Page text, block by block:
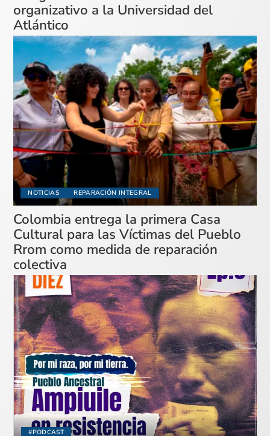
organizativo a la Universidad del
Atlántico
NOTICIAS REPARACIÓN INTEGRAL
Colombia entrega la primera Casa
Cultural para las Víctimas del Pueblo
Rrom como medida de reparación
colectiva
#PODCAST